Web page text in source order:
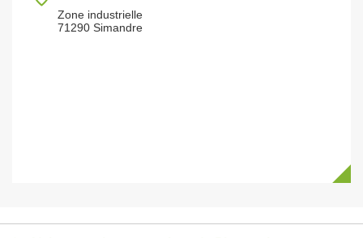
Zone industrielle
71290 Simandre